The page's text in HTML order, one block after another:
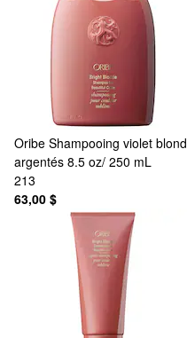
Oribe Shampooing violet
argentés 8.5 oz/ 250 mL
213
63,00 $